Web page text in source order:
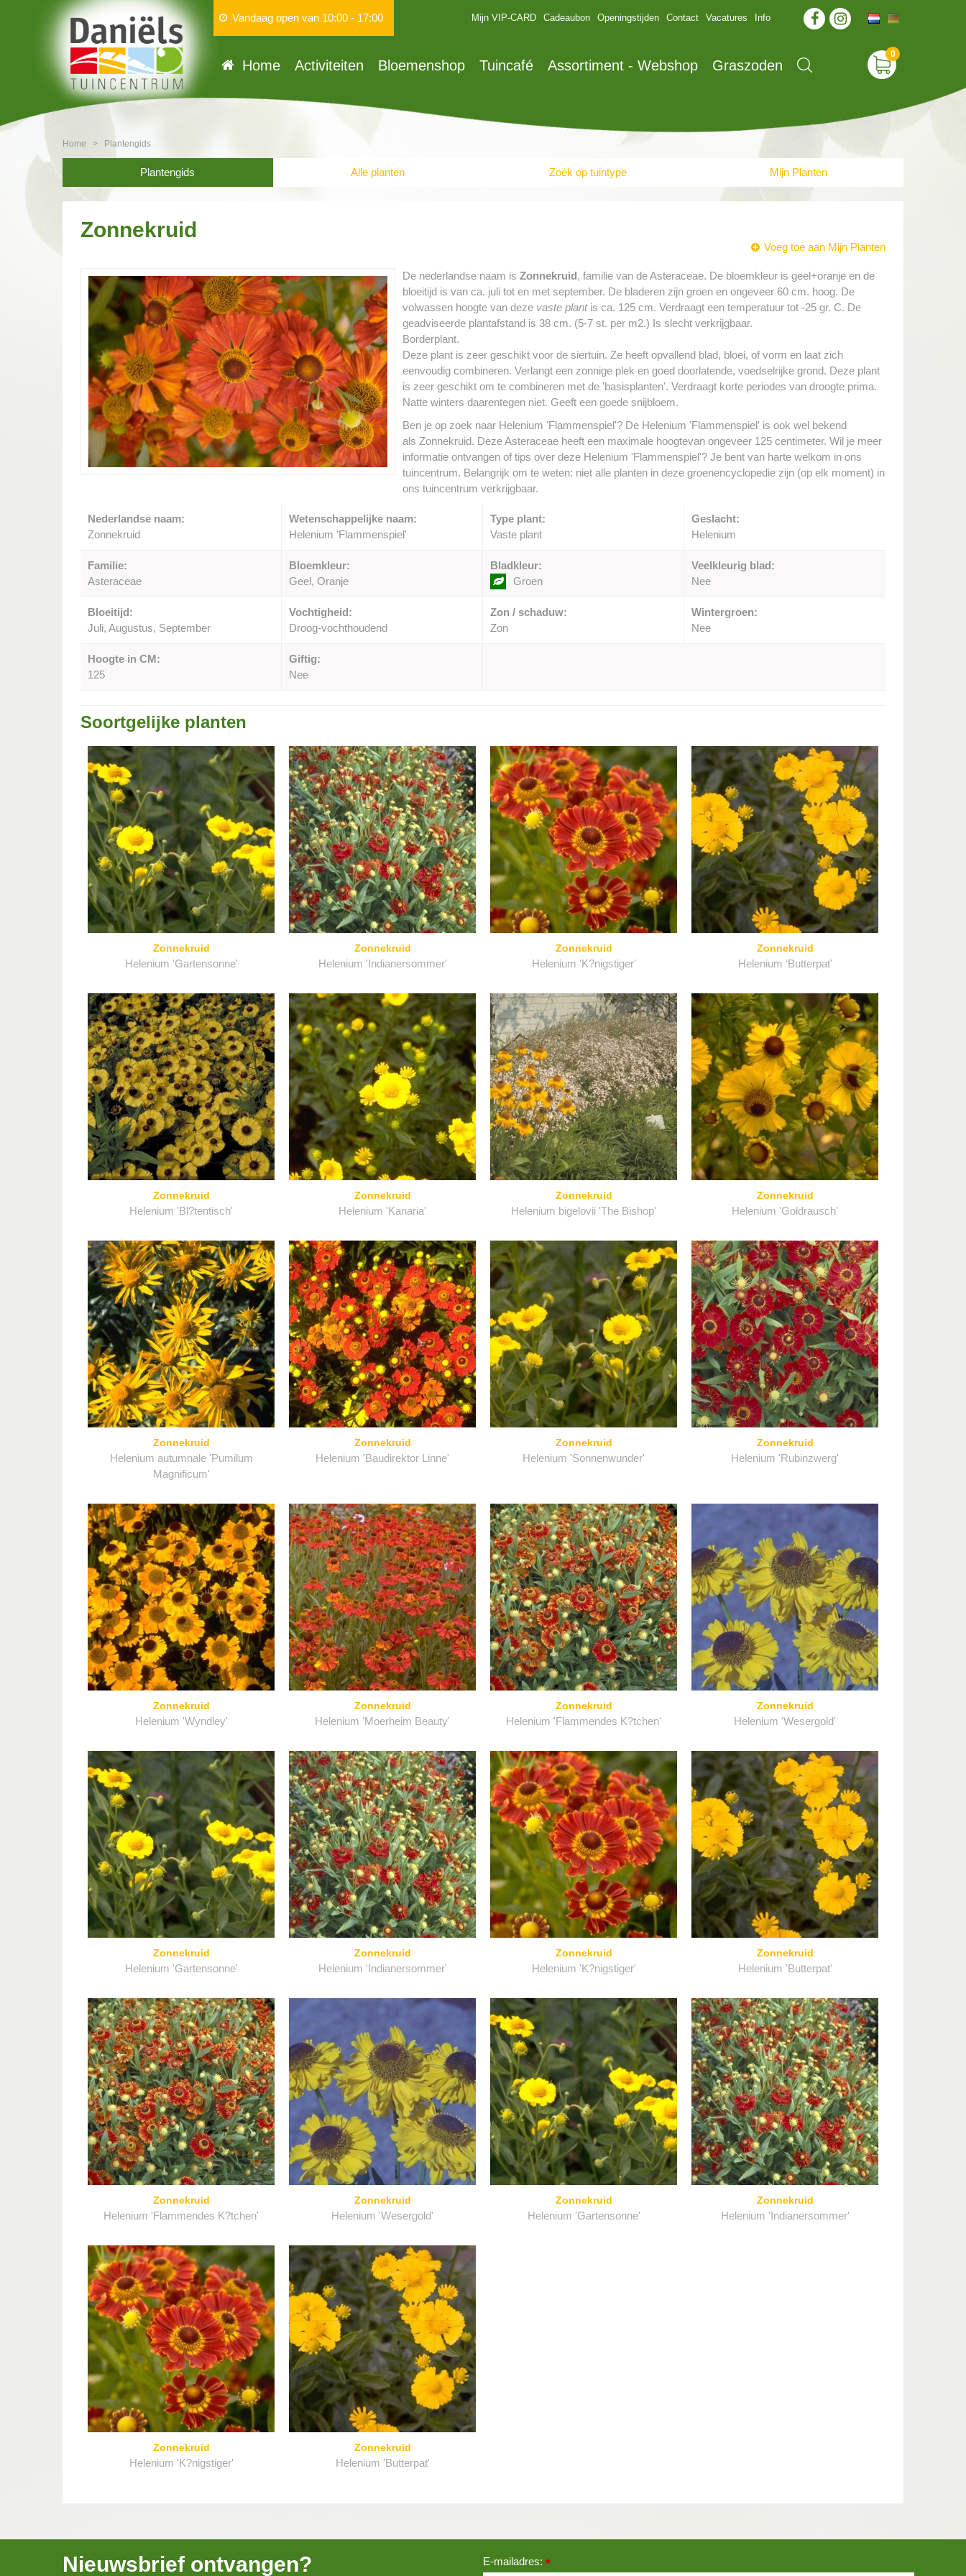
Home > Plantengids
Vandaag open van 10:00 - 17:00 Mijn VIP-CARD Cadeaubon Openingstijden Contact Vacatures Info
Home Activiteiten Bloemenshop Tuincafé Assortiment - Webshop Graszoden
Plantengids Alle planten Zoek op tuintype Mijn Planten
Zonnekruid
Voeg toe aan Mijn Planten
De nederlandse naam is Zonnekruid, familie van de Asteraceae. De bloemkleur is geel+oranje en de
bloeitijd is van ca. juli tot en met september. De bladeren zijn groen en ongeveer 60 cm. hoog. De
volwassen hoogte van deze vaste plantis ca. 125 cm. Verdraagt een temperatuur tot -25 gr. C. De
geadviseerde plantafstand is 38 cm. (5-7 st. per m2.) Is slecht verkrijgbaar.
Borderplant.
Deze plant is zeer geschikt voor de siertuin. Ze heeft opvallend blad, bloei, of vorm en laat zich
eenvoudig combineren. Verlangt een zonnige plek en goed doorlatende, voedselrijke grond. Deze plant
is zeer geschikt om te combineren met de 'basisplanten'. Verdraagt korte periodes van droogte prima.
Natte winters daarentegen niet. Geeft een goede snijbloem.
Ben je op zoek naar Helenium 'Flammenspiel'? De Helenium 'Flammenspiel' is ook wel bekend
als Zonnekruid. Deze Asteraceae heeft een maximale hoogtevan ongeveer 125 centimeter. Wil je meer
informatie ontvangen of tips over deze Helenium 'Flammenspiel'? Je bent van harte welkom in ons
tuincentrum. Belangrijk om te weten: niet alle planten in deze groenencyclopedie zijn (op elk moment) in
ons tuincentrum verkrijgbaar.
Nederlandse naam:
Zonnekruid
Wetenschappelijke naam:
Helenium 'Flammenspiel'
Type plant:
Vaste plant
Geslacht:
Helenium
Familie:
Asteraceae
Bloemkleur:
Geel, Oranje
Bladkleur:
Groen
Veelkleurig blad:
Nee
Bloeitijd:
Juli, Augustus, September
Vochtigheid:
Droog-vochthoudend
Zon / schaduw:
Zon
Wintergroen:
Nee
Hoogte in CM:
125
Giftig:
Nee
Soortgelijke planten
Zonnekruid
Helenium 'Gartensonne'
Zonnekruid
Helenium 'Indianersommer'
Zonnekruid
Helenium 'K?nigstiger'
Zonnekruid
Helenium 'Butterpat'
Zonnekruid
Helenium 'Bl?tentisch'
Zonnekruid
Helenium 'Kanaria'
Zonnekruid
Helenium bigelovii 'The Bishop'
Zonnekruid
Helenium 'Goldrausch'
Zonnekruid
Helenium autumnale 'Pumilum
Magnificum'
Zonnekruid
Helenium 'Baudirektor Linne'
Zonnekruid
Helenium 'Sonnenwunder'
Zonnekruid
Helenium 'Rubinzwerg'
Zonnekruid
Helenium 'Wyndley'
Zonnekruid
Helenium 'Moerheim Beauty'
Zonnekruid
Helenium 'Flammendes K?tchen'
Zonnekruid
Helenium 'Wesergold'
Zonnekruid
Helenium 'Gartensonne'
Zonnekruid
Helenium 'Indianersommer'
Zonnekruid
Helenium 'K?nigstiger'
Zonnekruid
Helenium 'Butterpat'
Zonnekruid
Helenium 'Flammendes K?tchen'
Zonnekruid
Helenium 'Wesergold'
Zonnekruid
Helenium 'Gartensonne'
Zonnekruid
Helenium 'Indianersommer'
Zonnekruid
Helenium 'K?nigstiger'
Zonnekruid
Helenium 'Butterpat'
Nieuwsbrief ontvangen? E-mailadres: *